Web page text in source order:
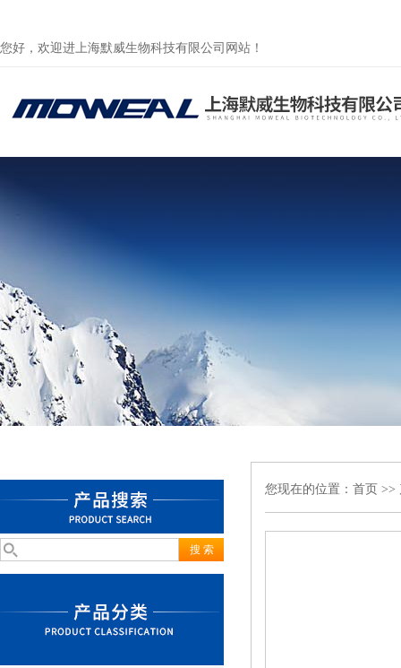
您好，欢迎进上海默威生物科技有限公司网站！
您现在的位置： 首页 >>